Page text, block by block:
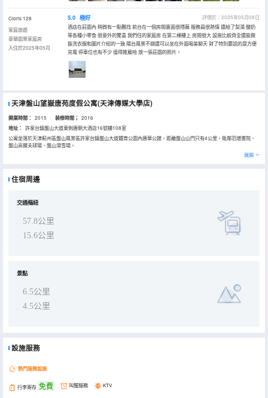
Cloris 128
家庭旅遊
豪華園景家庭房
入住於2025年05月
5.0 極好
評價於：2025年05月08日
酒店在莊園內 稍微有一點難找 前台在一個房間裏面很隱蔽 服務員很熱情 還給了梨湯 酸奶
等各種小零食 很意外的驚喜 我們住的家庭房 在第二棟樓上 房間很大 設施比較齊全還能做
飯洗衣服和圖片介紹的一致 陽台風景不錯還可以坐在外面喝茶聊天 對了特別要説的是方便
充電 停車位也有不少 值得推薦哈 放一張莊園的照片。
天津盤山望嶽唐苑度假公寓(天津傳媒大學店)
開業時間： 2015 装修時間； 2016
地址：
許家台鎮盤山大道東側唐朝大酒店16號樓108室
公寓坐落於天津薊州區盤山風景區許家台鎮盤山大道體育公園內唐華公館，距離盤山山門只有4公里，毗鄰范增書院、
盤山高爾夫球場、盤山滑雪場。
居家式度假公寓，給你帶來不一樣的温馨居家體驗，滿足深度旅遊的需求。公寓擁有大床、標間、大床、套房 、客房等
展開
住宿周邊
交通樞紐
57.8公里
15.6公里
景點
6.5公里
4.5公里
設施服務
熱門服務設施
行李寄存 免費 叫醒服務 KTV